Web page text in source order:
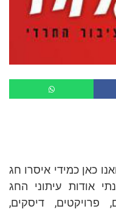
כאן כמידי איסרו חג
אודות עיתוני החג
פרויקטים, דיסקים,